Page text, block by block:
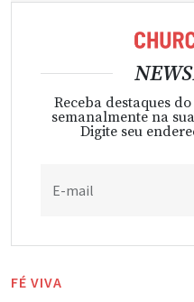
Receba destaques
semanalmente na
Digite seu
E-mail
FÉ VIVA